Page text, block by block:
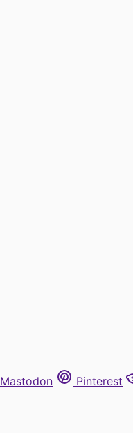
Mastodon Pinterest